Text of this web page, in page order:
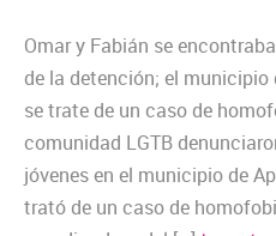
Omar y Fabián se
de la detención; el
se trate de un caso de
comunidad LGTB
jóvenes en el municipio de
trató de un caso de